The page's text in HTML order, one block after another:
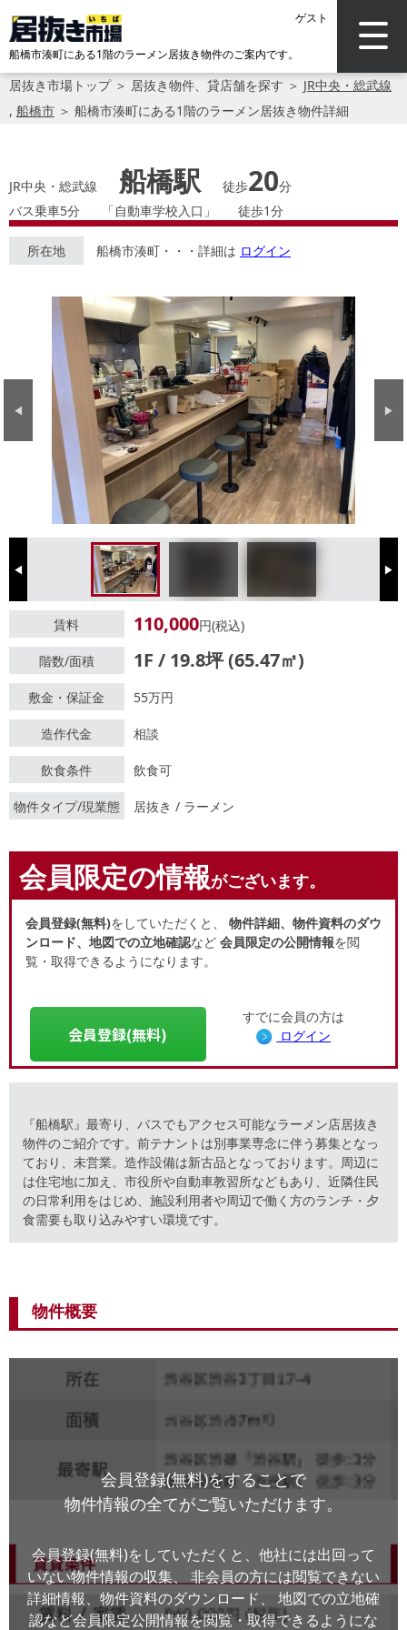
ゲスト
船橋市湊町にある1階のラーメン居抜き物件のご案内です。
居抜き市場トップ＞ 居抜き物件、貸店舗を探す ＞ JR中央・総武線
, 船橋市 ＞ 船橋市湊町にある1階のラーメン居抜き物件詳細
JR中央・総武線 船橋駅 徒歩20分
バス乗車5分
「自動車学校入口」 徒歩1分
所在地 船橋市湊町・・・詳細は ログイン
Previous Next
Previous Next
賃料 110,000円(税込)
階数/面積 1F / 19.8坪 (65.47㎡)
敷金・保証金 55万円
造作代金 相談
飲食条件 飲食可
物件タイプ/現業態 居抜き / ラーメン
会員限定の情報がございます。
会員登録(無料)をしていただくと、 物件詳細、物件資料のダウ
ンロード、地図での立地確認など 会員限定の公開情報を閲
覧・取得できるようになります。
会員登録(無料)
すでに会員の方は
ログイン
『船橋駅』最寄り、バスでもアクセス可能なラーメン店居抜き
物件のご紹介です。前テナントは別事業専念に伴う募集となっ
ており、未営業。造作設備は新古品となっております。周辺に
は住宅地に加え、市役所や自動車教習所などもあり、近隣住民
の日常利用をはじめ、施設利用者や周辺で働く方のランチ・夕
食需要も取り込みやすい環境です。
物件概要
会員登録(無料)をすることで
物件情報の全てがご覧いただけます。
会員登録(無料)をしていただくと、他社には出回って
いない物件情報の収集、
非会員の方には閲覧できない
詳細情報、物件資料のダウンロード、
地図での立地確
認など会員限定公開情報を閲覧・取得できるようにな